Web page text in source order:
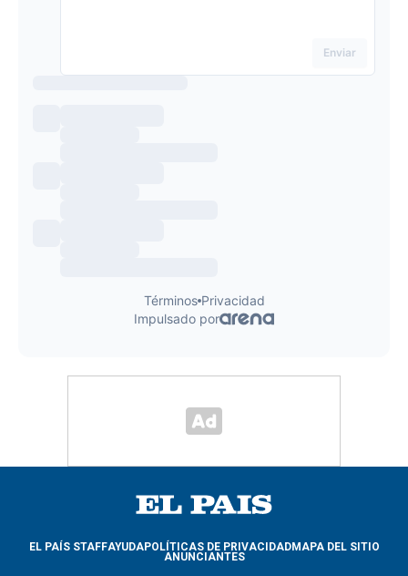
EL PAÍS STAFFAYUDAPOLÍTICAS DE PRIVACIDADMAPA DEL SITIO
ANUNCIANTES